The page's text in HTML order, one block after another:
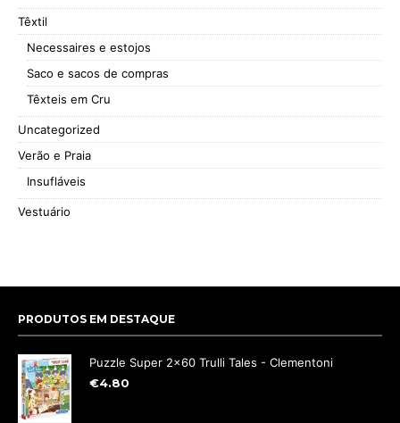
Têxtil
Necessaires e estojos
Saco e sacos de compras
Têxteis em Cru
Uncategorized
Verão e Praia
Insufláveis
Vestuário
PRODUTOS EM DESTAQUE
Puzzle Super 2x60 Trulli Tales - Clementoni
€4.80